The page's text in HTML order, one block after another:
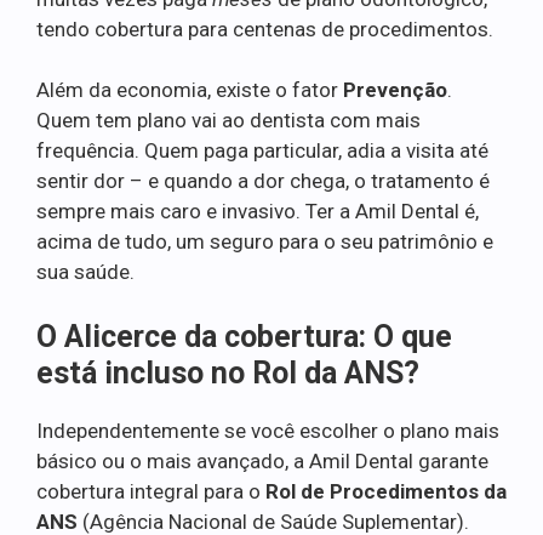
tendo cobertura para centenas de procedimentos.
Além da economia, existe o fator Prevenção.
Quem tem plano vai ao dentista com mais
frequência. Quem paga particular, adia a visita até
sentir dor – e quando a dor chega, o tratamento é
sempre mais caro e invasivo. Ter a Amil Dental é,
acima de tudo, um seguro para o seu patrimônio e
sua saúde.
O Alicerce da cobertura: O que
está incluso no Rol da ANS?
Independentemente se você escolher o plano mais
básico ou o mais avançado, a Amil Dental garante
cobertura integral para o Rol de Procedimentos da
ANS (Agência Nacional de Saúde Suplementar).